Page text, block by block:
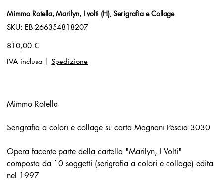
Mimmo Rotella, Marilyn, I volti (H), Serigrafia e Collage
SKU:
SKU
EB-
EB-266354818207
Prezzo
810,00 €
IVA inclusa
Spedizione
Mimmo Rotella
Serigrafia a colori e collage su carta Magnani Pescia 3030
Opera facente parte della cartella "Marilyn, I Volti"
composta da 10 soggetti (serigrafia a colori e collage) edita
nel 1997